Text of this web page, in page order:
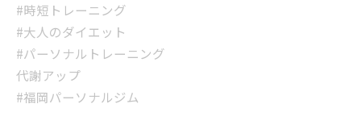
#時短トレーニング
#大人のダイエット
#パーソナルトレーニング
代謝アップ
#福岡パーソナルジム